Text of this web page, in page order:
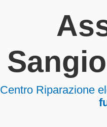
Centro Riparazione